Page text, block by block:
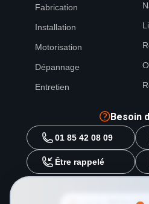
Fabrication
Installation
Motorisation
Dépannage
Entretien
Besoin
01 85 42 08 09
Être rappelé